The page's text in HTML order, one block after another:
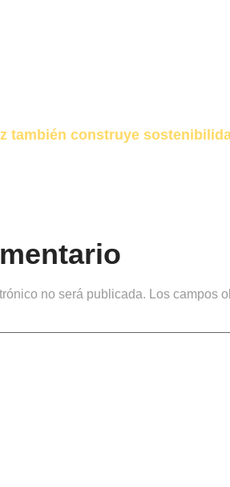
también construye
no será publicada. Los campos